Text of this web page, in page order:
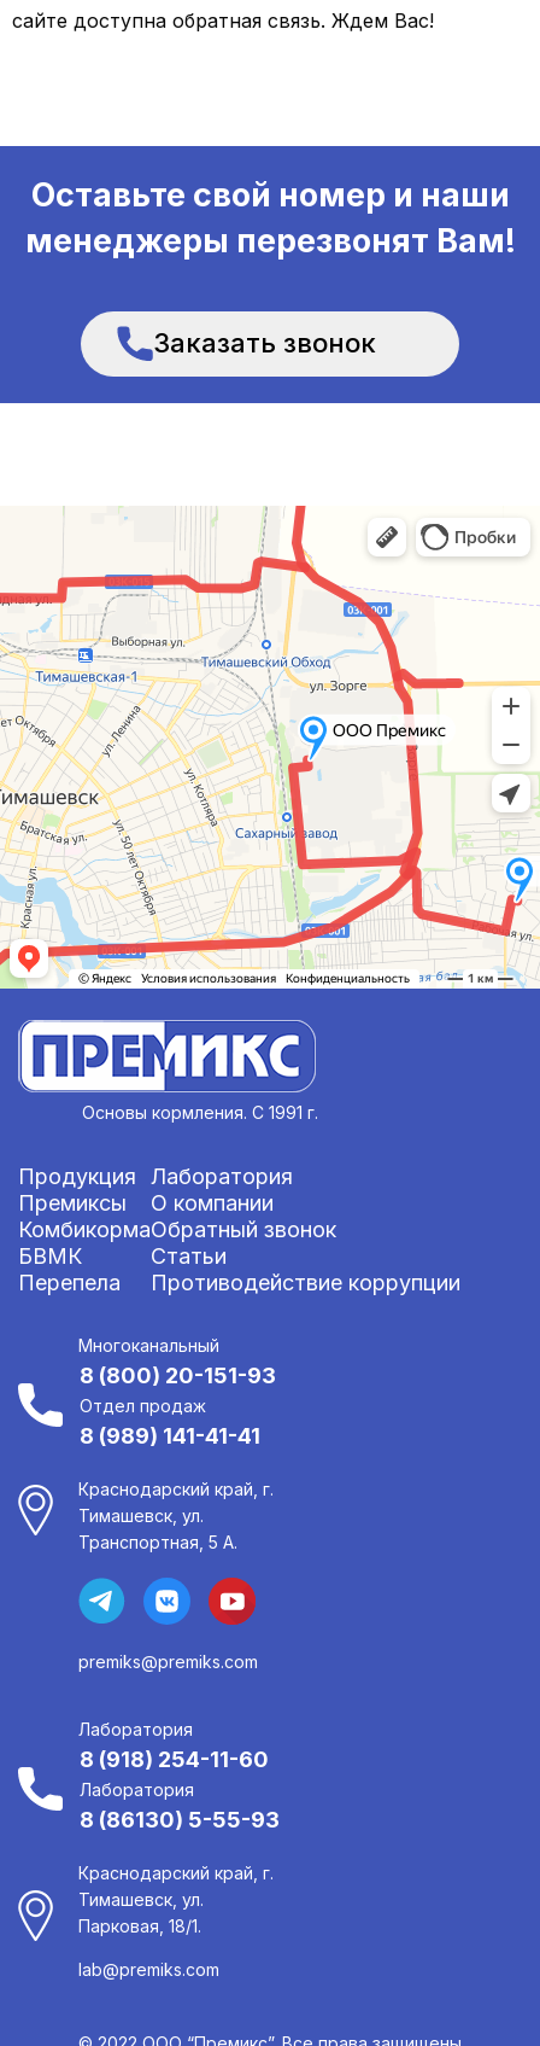
сайте доступна обратная связь. Ждем Вас!
Оставьте свой номер и наши
менеджеры перезвонят Вам!
Заказать звонок
Основы кормления. С 1991 г.
Продукция
Премиксы
Комбикорма
БВМК
Перепела
Лаборатория
О компании
Обратный звонок
Статьи
Противодействие коррупции
Многоканальный
8 (800) 20-151-93
Отдел продаж
8 (989) 141-41-41
Краснодарский край, г.
Тимашевск, ул.
Транспортная, 5 А.
premiks@premiks.com
Лаборатория
8 (918) 254-11-60
Лаборатория
8 (86130) 5-55-93
Краснодарский край, г.
Тимашевск, ул.
Парковая, 18/1.
lab@premiks.com